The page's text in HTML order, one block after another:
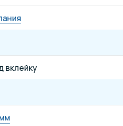
вклейку